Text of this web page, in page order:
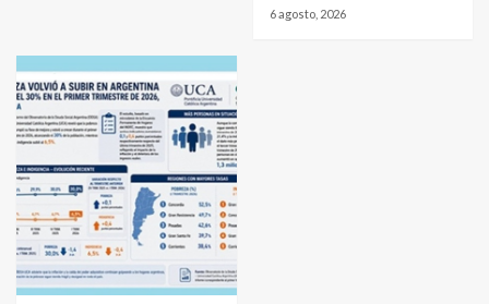
6 agosto, 2026